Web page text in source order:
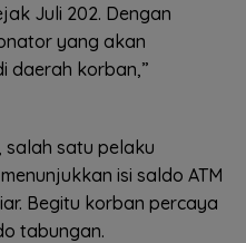
Juli 202. Dengan
yang akan
daerah korban,”
salah satu pelaku
isi saldo ATM
Begitu korban percaya
tabungan.